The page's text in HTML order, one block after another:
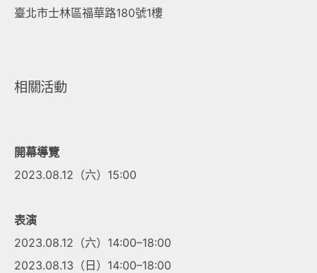
臺北市士林區福華路180號1樓
相關活動
開幕導覽
2023.08.12（六）15:00
表演
2023.08.12（六）14:00–18:00
2023.08.13（日）14:00–18:00